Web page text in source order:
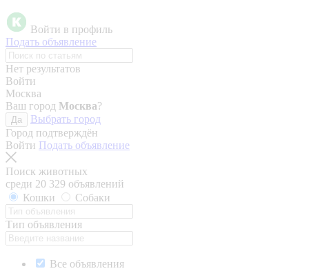
Войти в профиль
Подать объявление
Нет результатов
Войти
Москва
Ваш город Москва?
Да
Выбрать город
Город подтверждён
Войти Подать объявление
Поиск животных
среди 20 329 объявлений
Кошки
Собаки
Тип объявления
Все объявления